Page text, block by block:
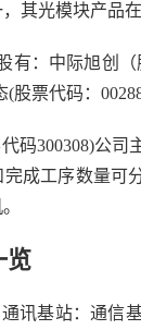
其光模块产品
有：中际旭创（
(股票代码：
码300308)公
成工序数量可
览
讯基站：通信